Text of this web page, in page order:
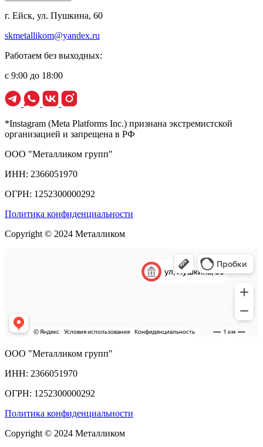
г. Ейск, ул. Пушкина, 60
skmetallikom@yandex.ru
Работаем без выходных:
с 9:00 до 18:00
*Instagram (Meta Platforms Inc.) признана экстремистской
организацией и запрещена в РФ
ООО "Металликом групп"
ИНН: 2366051970
ОГРН: 1252300000292
Политика конфиденциальности
Copyright © 2024 Металликом
ООО "Металликом групп"
ИНН: 2366051970
ОГРН: 1252300000292
Политика конфиденциальности
Copyright © 2024 Металликом